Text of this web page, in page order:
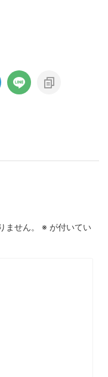
ません。 ※ が付いてい